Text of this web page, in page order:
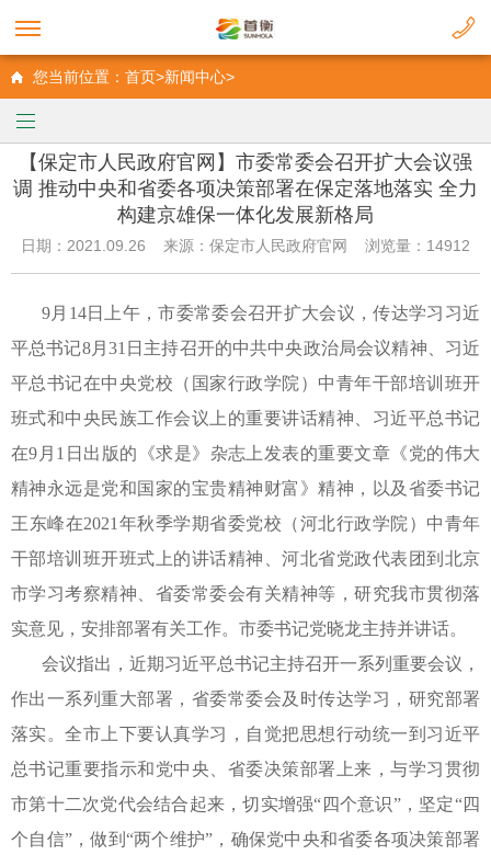
您当前位置：首页>新闻中心>
【保定市人民政府官网】市委常委会召开扩大会议强
调 推动中央和省委各项决策部署在保定落地落实 全力
构建京雄保一体化发展新格局
日期：2021.09.26 来源：保定市人民政府官网 浏览量：14912
9月 14日上午，市委常委会召开扩大会议，传达学习习近
平总书记8月 31 日主持召开的中共中央政治局会议精神、习近
平总书记在中央党校（国家行政学院）中青年干部培训班开
班式和中央民族工作会议上的重要讲话精神、习近平总书记
在9 月 1 日出版的《求是》杂志上发表的重要文章《党的伟大
精神永远是党和国家的宝贵精神财富》精神，以及省委书记
王东峰在2021 年秋季学期省委党校（河北行政学院）中青年
干部培训班开班式上的讲话精神、河北省党政代表团到北京
市学习考察精神、省委常委会有关精神等，研究我市贯彻落
实意见，安排部署有关工作。市委书记党晓龙主持并讲话。
会议指出，近期习近平总书记主持召开一系列重要会议，
作出一系列重大部署，省委常委会及时传达学习，研究部署
落实。全市上下要认真学习，自觉把思想行动统一到习近平
总书记重要指示和党中央、省委决策部署上来，与学习贯彻
市第十二次党代会结合起来，切实增强“四个意识”，坚定“四
个自信”，做到“两个维护”，确保党中央和省委各项决策部署